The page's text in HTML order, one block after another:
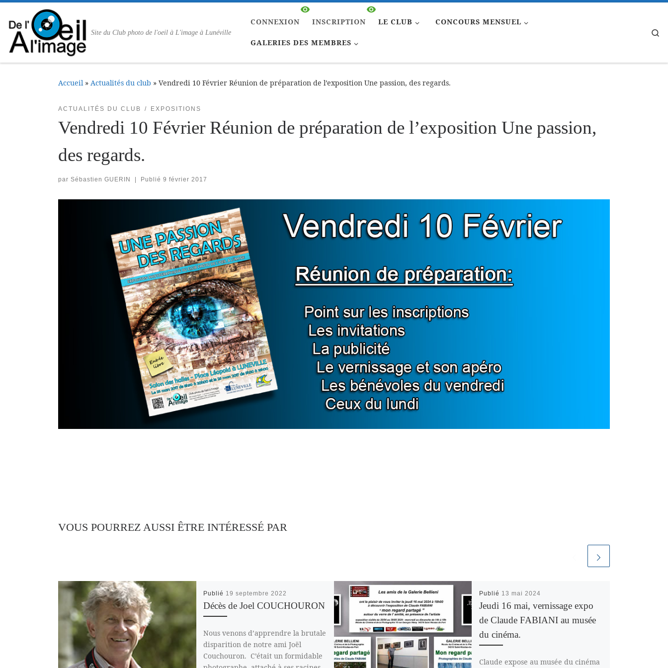
Passer au contenu
Site du Club photo de l'oeil à L'image à Lunéville
CONNEXION INSCRIPTION LE CLUB CONCOURS MENSUEL
GALERIES DES MEMBRES
Accueil » Actualités du club » Vendredi 10 Février Réunion de préparation de l’exposition Une passion, des regards.
ACTUALITÉS DU CLUB EXPOSITIONS
Vendredi 10 Février Réunion de préparation de l’exposition Une passion,
des regards.
par Sébastien GUERIN | Publié 9 février 2017
VOUS POURREZ AUSSI ÊTRE INTÉRESSÉ PAR
Publié 19 septembre 2022
Décès de Joel COUCHOURON
Nous venons d’apprendre la brutale
disparition de notre ami Joël
Couchouron. C’était un formidable
Publié 13 mai 2024
Jeudi 16 mai, vernissage expo
de Claude FABIANI au musée
du cinéma.
Claude expose au musée du cinéma